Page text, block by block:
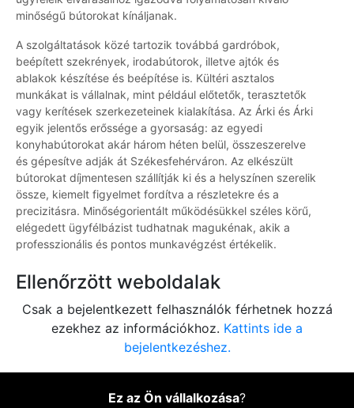
minőségű bútorokat kínáljanak.
A szolgáltatások közé tartozik továbbá gardróbok,
beépített szekrények, irodabútorok, illetve ajtók és
ablakok készítése és beépítése is. Kültéri asztalos
munkákat is vállalnak, mint például előtetők, terasztetők
vagy kerítések szerkezeteinek kialakítása. Az Árki és Árki
egyik jelentős erőssége a gyorsaság: az egyedi
konyhabútorokat akár három héten belül, összeszerelve
és gépesítve adják át Székesfehérváron. Az elkészült
bútorokat díjmentesen szállítják ki és a helyszínen szerelik
össze, kiemelt figyelmet fordítva a részletekre és a
precizitásra. Minőségorientált működésükkel széles körű,
elégedett ügyfélbázist tudhatnak magukénak, akik a
professzionális és pontos munkavégzést értékelik.
Ellenőrzött weboldalak
Csak a bejelentkezett felhasználók férhetnek hozzá
ezekhez az információkhoz. Kattints ide a
bejelentkezéshez.
Ez az Ön vállalkozása?